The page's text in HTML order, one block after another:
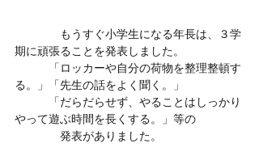
もうすぐ小学生になる年長は、３学
期に頑張ることを発表しました。
「ロッカーや自分の荷物を整理整頓す
る。」「先生の話をよく聞く。」
「だらだらせず、やることはしっかり
やって遊ぶ時間を長くする。」等の
発表がありました。